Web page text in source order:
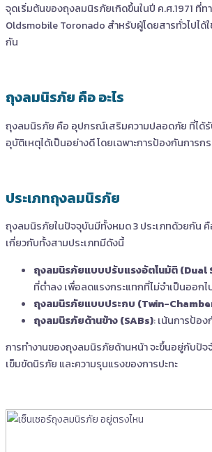
จุดเริ่มต้นของถุงลมนิรภัยเกิดขึ้นในปี ค.ศ.1971 ที่
Oldsmobile Toronado สำหรับผู้โดยสารทั่วไปไ
กัน
ถุงลมนิรภัย คือ อะไร
ถุงลมนิรภัย คือ อุปกรณ์เสริมความปลอดภัย ที่ได้
อุบัติเหตุได้เป็นอย่างดี โดยเฉพาะการป้องกันการ
ประเภทถุงลมนิรภัย
ถุงลมนิรภัยในปัจจุบันมีทั้งหมด 3 ประเภทด้วยกัน
เกี่ยวกับทั้งสามประเภทมีดังนี้
ถุงลมนิรภัยแบบปรับแรงอัตโนมัติ (Dual
ที่ต่ำลง เพื่อลดแรงกระแทกที่ไม่จำเป็นออก
ถุงลมนิรภัยแบบประกบ (Twin-
ถุงลมนิรภัยด้านข้าง (SABs): เน้นการป้อ
การทำงานของถุงลมนิรภัยด้านหน้า จะขึ้นอยู่กับปั
เข็มขัดนิรภัย และความรุนแรงของการปะทะ